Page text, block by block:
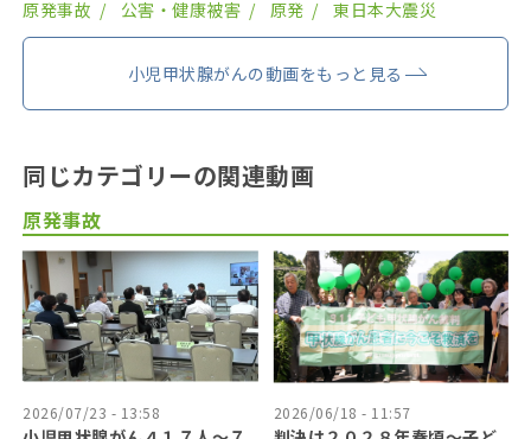
原発事故
公害・健康被害 原発 東日本大震災
小児甲状腺がんの動画をもっと見る
同じカテゴリーの関連動画
原発事故
2026/07/23 - 13:58 2026/06/18 - 11:57